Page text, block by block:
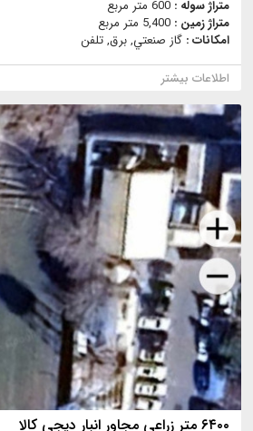
متراژ سوله : 600 متر مربع
متراژ زمین : 5,400 متر مربع
امکانات : گاز صنعتي, برق, تلفن
اطلاعات بیشتر
۶۴۰۰ متر زراعی مجاور انبار دیجی کالا